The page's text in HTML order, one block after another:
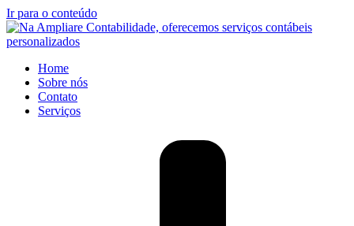
Ir para o conteúdo
Home
Sobre nós
Contato
Serviços